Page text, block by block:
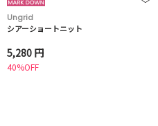
Ungrid
シアーショートニット
5,280 円
40%OFF